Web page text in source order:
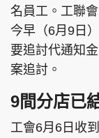
東周刊
名員工。工聯
今早（6月9日
要追討代通知
案追討。
9間分店已
工會6月6日收